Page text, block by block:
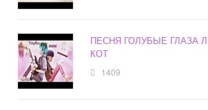
ПЕСНЯ ГОЛУБЫЕ ГЛАЗА
КОТ
1409